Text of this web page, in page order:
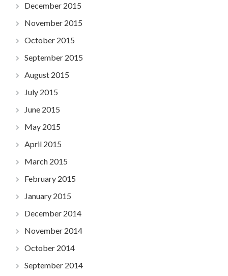
December 2015
November 2015
October 2015
September 2015
August 2015
July 2015
June 2015
May 2015
April 2015
March 2015
February 2015
January 2015
December 2014
November 2014
October 2014
September 2014